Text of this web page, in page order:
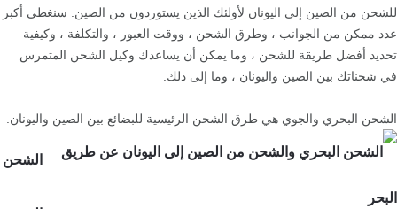
للشحن من الصين إلى اليونان لأولئك الذين يستوردون من الصين. سنغطي أكبر
عدد ممكن من الجوانب ، وطرق الشحن ، ووقت العبور ، والتكلفة ، وكيفية
تحديد أفضل طريقة للشحن ، وما يمكن أن يساعدك وكيل الشحن المتمرس
في شحناتك بين الصين واليونان ، وما إلى ذلك.
الشحن البحري والجوي هي طرق الشحن الرئيسية للبضائع بين الصين واليونان.
الشحن